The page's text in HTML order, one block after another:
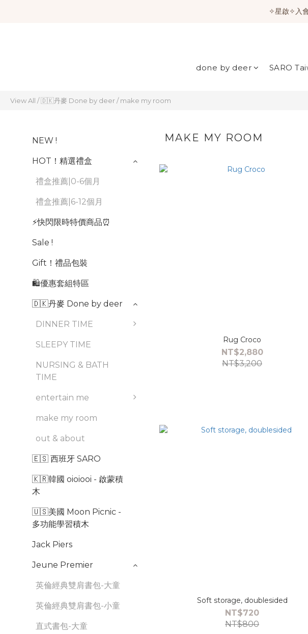
✧星啟✧入
done by deer SARO
View All /🇩🇰丹麥 Done by deer/make my room
NEW !
HOT！精選禮盒
禮盒推薦|0-6個月
禮盒推薦|6-12個月
⚡️快閃限時特價商品⏰
Sale !
Gift！禮品包裝
🛍️優惠套組特區
🇩🇰丹麥 Done by deer
DINNER TIME
SLEEPY TIME
NURSING & BATH
TIME
entertain me
make my room
out & about
🇪🇸 西班牙 SARO
🇰🇷韓國 oioiooi - 啟蒙積
木
🇺🇸美國 Moon Picnic -
多功能學習積木
Jack Piers
Jeune Premier
英倫經典雙肩書包-大童
英倫經典雙肩書包-小童
直式書包-大童
MAKE MY ROOM
Rug Croco
NT$2,880
NT$3,200
Soft storage, doublesided
NT$720
NT$800